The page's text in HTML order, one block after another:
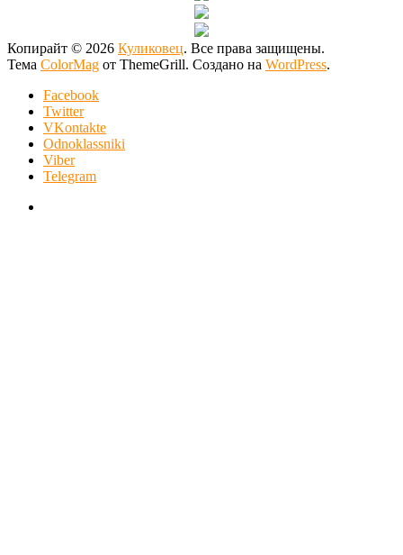
Копирайт © 2026 Куликовец. Все права защищены.
Тема ColorMag от ThemeGrill. Создано на WordPress.
Facebook
Twitter
VKontakte
Odnoklassniki
Viber
Telegram